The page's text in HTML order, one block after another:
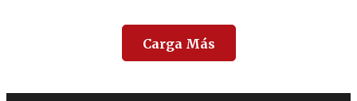
Carga Más